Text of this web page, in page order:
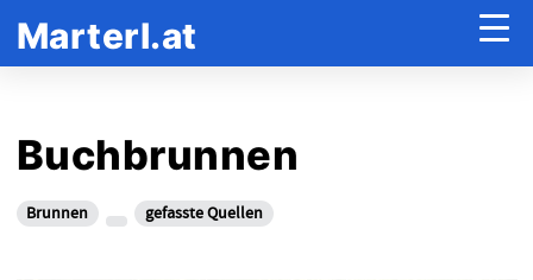
Marterl.at
Buchbrunnen
Brunnen gefasste Quellen